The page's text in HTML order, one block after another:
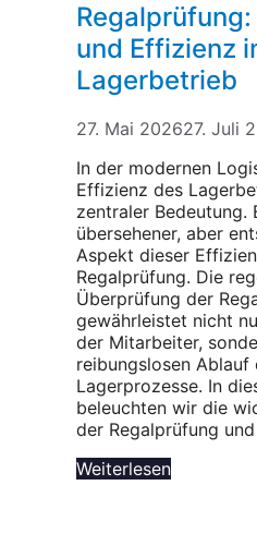
und Effizienz
Lagerbetrieb
27. Mai 202627. Juli
In der modernen
Effizienz des
zentraler Bedeutung.
übersehener, aber
Aspekt dieser
Regalprüfung. Die
Überprüfung der
gewährleistet nicht
der Mitarbeiter,
reibungslosen Ablauf
Lagerprozesse. In
beleuchten wir die
der Regalprüfung
Weiterlesen